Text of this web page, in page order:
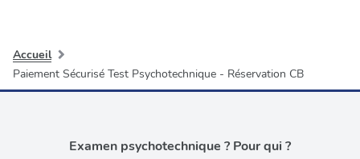
Accueil
Paiement Sécurisé Test Psychotechnique - Réservation CB
Examen psychotechnique ? Pour qui ?